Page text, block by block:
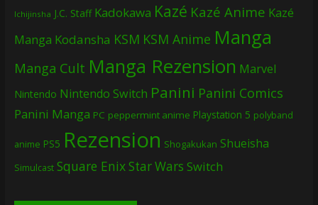
Ichijinsha J.C. Staff Kadokawa Kazé Kazé Anime Kazé
Manga Kodansha KSM KSM Anime Manga
Manga Cult Manga Rezension Marvel
Nintendo Nintendo Switch Panini Panini Comics
Panini Manga PC peppermint anime Playstation 5 polyband
anime PS5 Rezension Shogakukan Shueisha
Simulcast Square EnixStar Wars Switch